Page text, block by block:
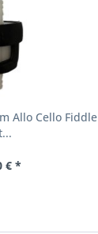
Allo Cello Fiddle
€ *